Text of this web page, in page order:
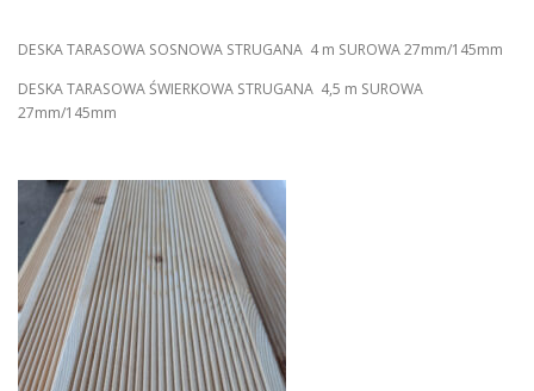
DESKA TARASOWA SOSNOWA STRUGANA 4 m SUROWA 27mm/145mm
DESKA TARASOWA ŚWIERKOWA STRUGANA 4,5 m SUROWA
27mm/145mm